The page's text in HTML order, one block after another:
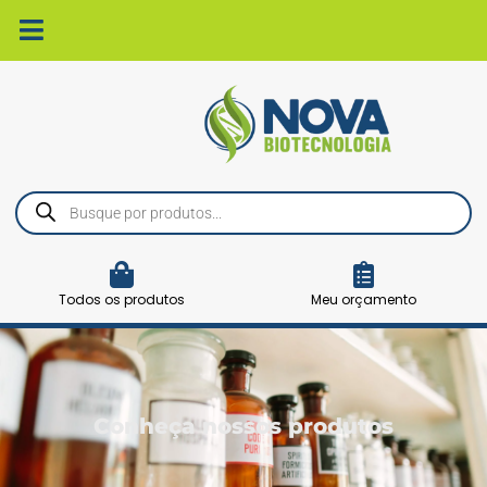
para
o
Pesquisar
produtos
Todos os produtos Meu orçamento
Conheça nossos produtos